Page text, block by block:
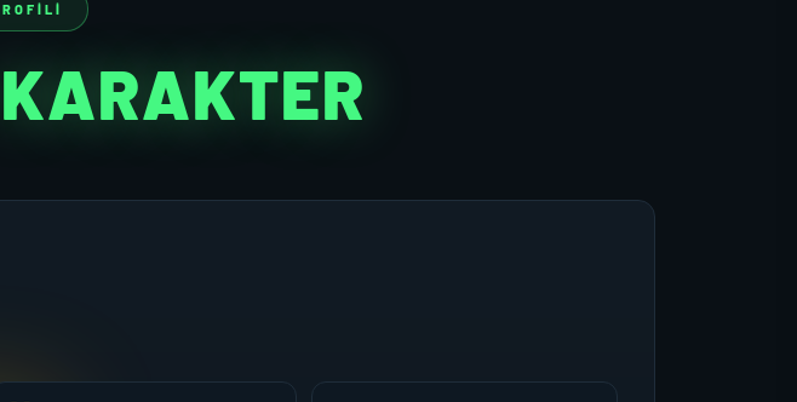
KARAKTER